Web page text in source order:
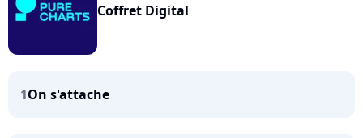
Coffret Digital
1On s'attache